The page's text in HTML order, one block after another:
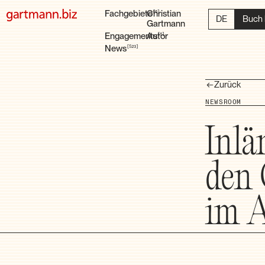
Fachgebiete 6
Engagements 6
News 523
Christian
Gartmann
Autor
DE Buch
Zurück
NEWSROOM
den
im